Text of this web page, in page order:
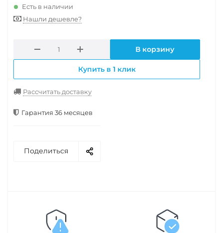
Есть в наличии
Нашли дешевле?
В корзину
Купить в 1 клик
Рассчитать доставку
Гарантия 36 месяцев
Поделиться